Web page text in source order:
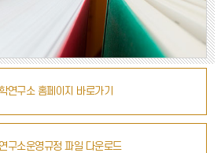
연구소 홈페이지 바로가기
구소운영규정 파일 다운로드